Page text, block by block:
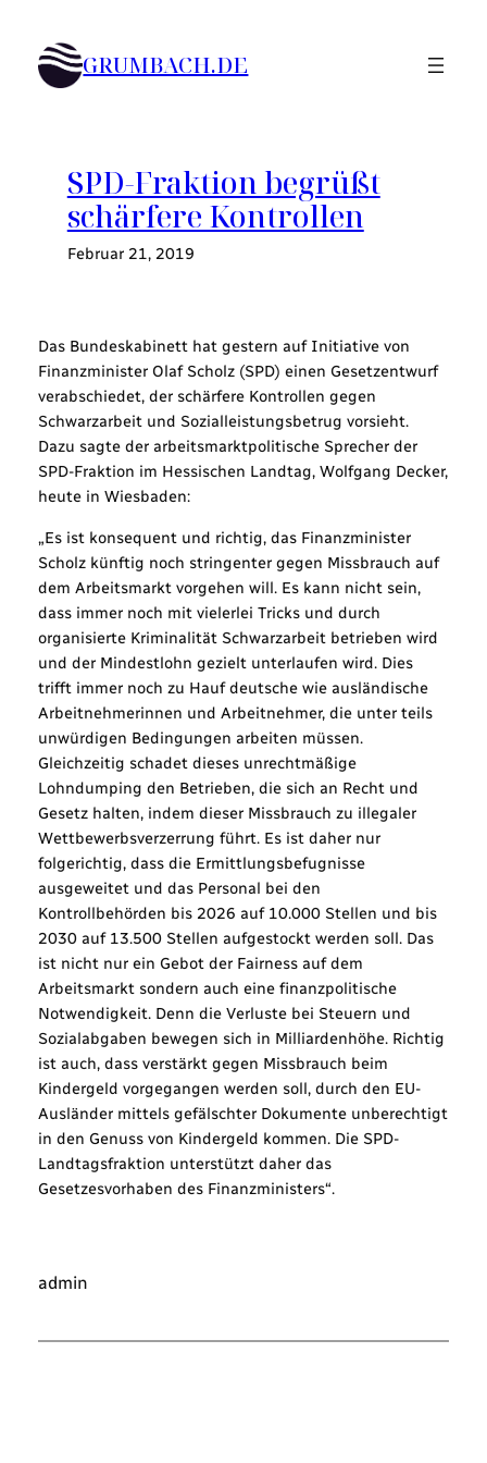
Inhalt
springen GRUMBACH.DE
SPD-Fraktion begrüßt
schärfere Kontrollen
Februar 21, 2019
Das Bundeskabinett hat gestern auf Initiative von
Finanzminister Olaf Scholz (SPD) einen Gesetzentwurf
verabschiedet, der schärfere Kontrollen gegen
Schwarzarbeit und Sozialleistungsbetrug vorsieht.
Dazu sagte der arbeitsmarktpolitische Sprecher der
SPD-Fraktion im Hessischen Landtag, Wolfgang Decker,
heute in Wiesbaden:
„Es ist konsequent und richtig, das Finanzminister
Scholz künftig noch stringenter gegen Missbrauch auf
dem Arbeitsmarkt vorgehen will. Es kann nicht sein,
dass immer noch mit vielerlei Tricks und durch
organisierte Kriminalität Schwarzarbeit betrieben wird
und der Mindestlohn gezielt unterlaufen wird. Dies
trifft immer noch zu Hauf deutsche wie ausländische
Arbeitnehmerinnen und Arbeitnehmer, die unter teils
unwürdigen Bedingungen arbeiten müssen.
Gleichzeitig schadet dieses unrechtmäßige
Lohndumping den Betrieben, die sich an Recht und
Gesetz halten, indem dieser Missbrauch zu illegaler
Wettbewerbsverzerrung führt. Es ist daher nur
folgerichtig, dass die Ermittlungsbefugnisse
ausgeweitet und das Personal bei den
Kontrollbehörden bis 2026 auf 10.000 Stellen und bis
2030 auf 13.500 Stellen aufgestockt werden soll. Das
ist nicht nur ein Gebot der Fairness auf dem
Arbeitsmarkt sondern auch eine finanzpolitische
Notwendigkeit. Denn die Verluste bei Steuern und
Sozialabgaben bewegen sich in Milliardenhöhe. Richtig
ist auch, dass verstärkt gegen Missbrauch beim
Kindergeld vorgegangen werden soll, durch den EU-
Ausländer mittels gefälschter Dokumente unberechtigt
in den Genuss von Kindergeld kommen. Die SPD-
Landtagsfraktion unterstützt daher das
Gesetzesvorhaben des Finanzministers“.
admin